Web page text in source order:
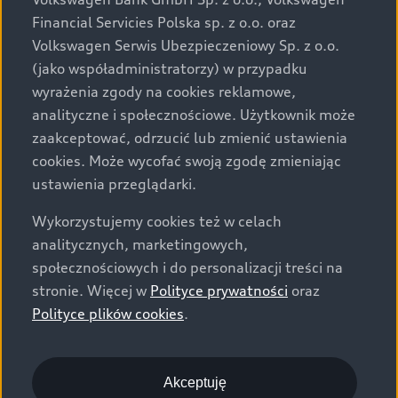
za dopłatą. Wiążące ustalenie ceny, wyposażenia i
specyfikacji pojazdu następują w umowie sprzedaży, a
określenie parametrów technicznych zawiera
świadectwo homologacji typu pojazdu. Zastrzegamy
sobie prawo do zmian i pomyłek. Wszelkie informacje
prezentowane na stronie są aktualne na dzień ich
zamieszczania. W celu uzyskania najnowszych
informacji prosimy kontaktować się z Partnerem Marki
Audi.
Wszystkie produkowane obecnie samochody marki Audi
są wykonywane z materiałów spełniających pod
względem możliwości odzysku i recyklingu wymagania
określone w normie ISO 22628 i są zgodne z
europejskimi świadectwami homologacji wydanymi wg
o.o. podlega obowiązkowi zapewnienia wszystkim
użytkownikom samochodów marki Volkswagen sieci
Financial Servicies Polska sp. z o.o. oraz
Volkswagen Serwis Ubezpieczeniowy Sp. z o.o.
(jako współadministratorzy) w przypadku
wyrażenia zgody na cookies reklamowe,
analityczne i społecznościowe. Użytkownik może
zaakceptować, odrzucić lub zmienić ustawienia
cookies. Może wycofać swoją zgodę zmieniając
ustawienia przeglądarki.
Wykorzystujemy cookies też w celach
analitycznych, marketingowych,
społecznościowych i do personalizacji treści na
stronie. Więcej w Polityce prywatności oraz
Polityce plików cookies.
Akceptuję